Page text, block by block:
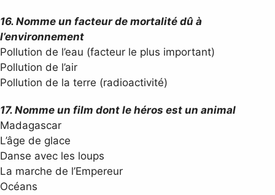
16. Nomme un facteur de mortalité dû à
l’environnement
Pollution de l’eau (facteur le plus important)
Pollution de l’air
Pollution de la terre (radioactivité)
17. Nomme un film dont le héros est un animal
Madagascar
L’âge de glace
Danse avec les loups
La marche de l’Empereur
Océans